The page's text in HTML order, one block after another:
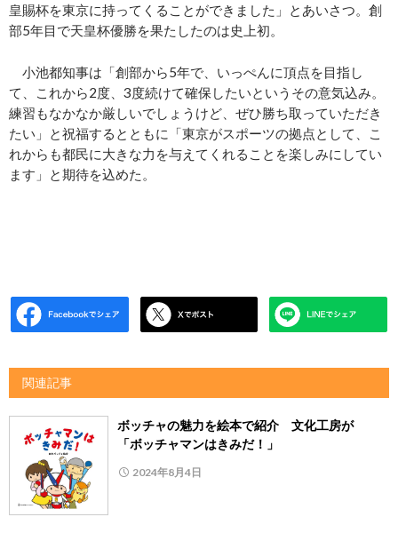
皇賜杯を東京に持ってくることができました」とあいさつ。創
部5年目で天皇杯優勝を果たしたのは史上初。
小池都知事は「創部から5年で、いっぺんに頂点を目指し
て、これから2度、3度続けて確保したいというその意気込み。
練習もなかなか厳しいでしょうけど、ぜひ勝ち取っていただき
たい」と祝福するとともに「東京がスポーツの拠点として、こ
れからも都民に大きな力を与えてくれることを楽しみにしてい
ます」と期待を込めた。
関連記事
ボッチャの魅力を絵本で紹介 文化工房が
「ボッチャマンはきみだ！」
2024年8月4日